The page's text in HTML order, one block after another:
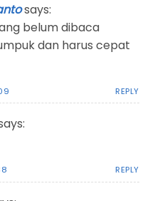
says:
belum dibaca
dan harus cepat
REPLY
REPLY